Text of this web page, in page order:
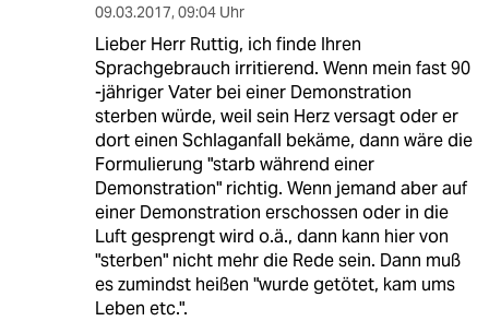
09.03.2017, 09:04 Uhr
Lieber Herr Ruttig, ich finde Ihren
Sprachgebrauch irritierend. Wenn mein fast 90
-jähriger Vater bei einer Demonstration
sterben würde, weil sein Herz versagt oder er
dort einen Schlaganfall bekäme, dann wäre die
Formulierung "starb während einer
Demonstration" richtig. Wenn jemand aber auf
einer Demonstration erschossen oder in die
Luft gesprengt wird o.ä., dann kann hier von
"sterben" nicht mehr die Rede sein. Dann muß
es zumindst heißen "wurde getötet, kam ums
Leben etc.".